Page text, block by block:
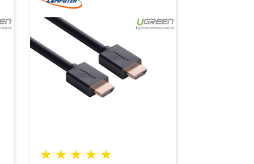
★ ★ ★ ★ ★